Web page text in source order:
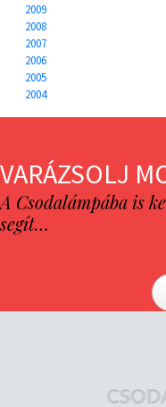
2009
2008
2007
2006
2005
2004
VARÁZSOLJ
A Csodalámpába is
segít…